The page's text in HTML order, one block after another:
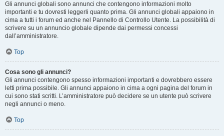
Gli annunci globali sono annunci che contengono informazioni molto
importanti e tu dovresti leggerli quanto prima. Gli annunci globali appaiono in
cima a tutti i forum ed anche nel Pannello di Controllo Utente. La possibilità di
scrivere su un annuncio globale dipende dai permessi concessi
dall’amministratore.
Top
Cosa sono gli annunci?
Gli annunci contengono spesso informazioni importanti e dovrebbero essere
letti prima possibile. Gli annunci appaiono in cima a ogni pagina del forum in
cui sono stati scritti. L’amministratore può decidere se un utente può scrivere
negli annunci o meno.
Top